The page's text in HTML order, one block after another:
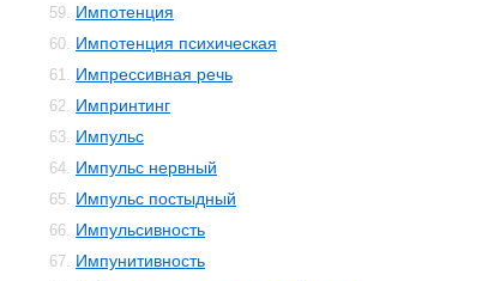
59. Импотенция
60. Импотенция психическая
61. Импрессивная речь
62. Импринтинг
63. Импульс
64. Импульс нервный
65. Импульс постыдный
66. Импульсивность
67. Импунитивность